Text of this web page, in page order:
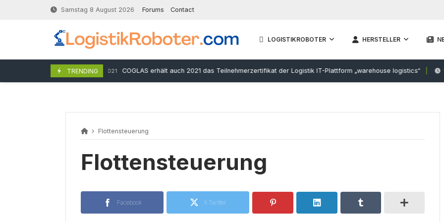
Samstag 8 August 2026 Forums Contact
LOGISTIKROBOTER HERSTELLER
TRENDING
7. Oktober 2021 COGLAS erhält auch 2021 das Teilnehmerzertifikat der Logistik IT-Plattform „warehouse logistics“ 13.
Flottensteuerung
Flottensteuerung
Facebook X Twitter